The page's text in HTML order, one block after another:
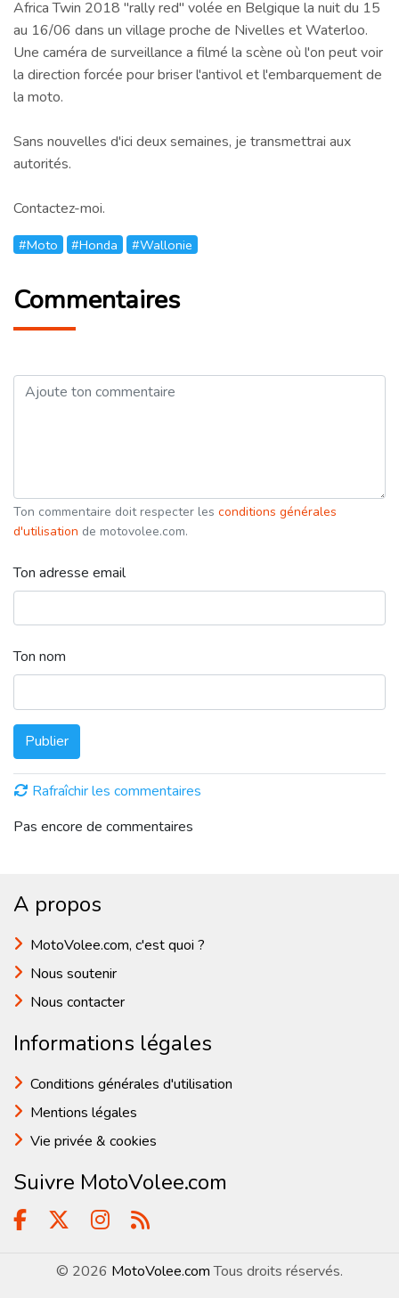
Africa Twin 2018 "rally red" volée en Belgique la nuit du 15
au 16/06 dans un village proche de Nivelles et Waterloo.
Une caméra de surveillance a filmé la scène où l'on peut voir
la direction forcée pour briser l'antivol et l'embarquement de
la moto.
Sans nouvelles d'ici deux semaines, je transmettrai aux
autorités.
Contactez-moi.
#Moto #Honda #Wallonie
Commentaires
Ton commentaire doit respecter les conditions générales
d'utilisation de motovolee.com.
Ton adresse email
Ton nom
Publier
Rafraîchir les commentaires
Pas encore de commentaires
A propos
MotoVolee.com, c'est quoi ?
Nous soutenir
Nous contacter
Informations légales
Conditions générales d'utilisation
Mentions légales
Vie privée & cookies
Suivre MotoVolee.com
© 2026 MotoVolee.comTous droits réservés.